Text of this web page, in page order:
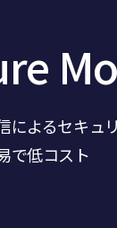
によるセキュ
で低コスト